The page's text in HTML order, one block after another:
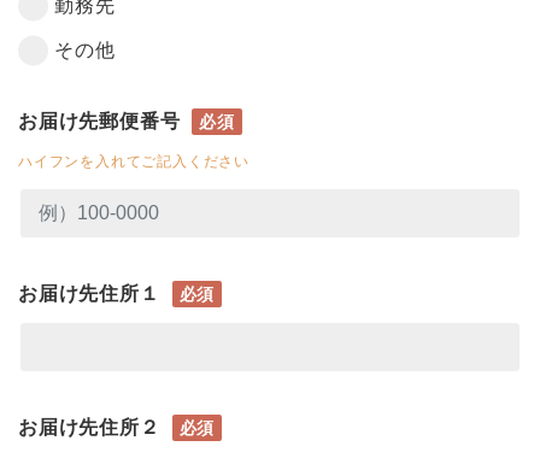
勤務先
その他
お届け先郵便番号 必須
ハイフンを入れてご記入ください
お届け先住所１ 必須
お届け先住所２ 必須